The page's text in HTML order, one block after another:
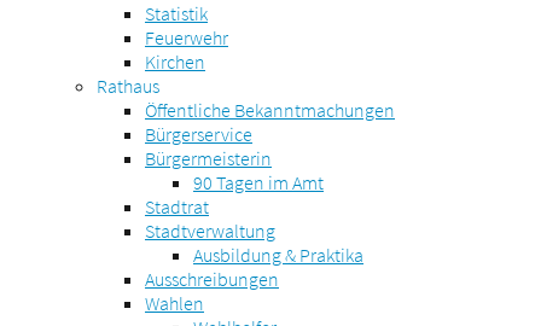
Statistik
Feuerwehr
Kirchen
Rathaus
Öffentliche Bekanntmachungen
Bürgerservice
Bürgermeisterin
90 Tagen im Amt
Stadtrat
Stadtverwaltung
Ausbildung & Praktika
Ausschreibungen
Wahlen